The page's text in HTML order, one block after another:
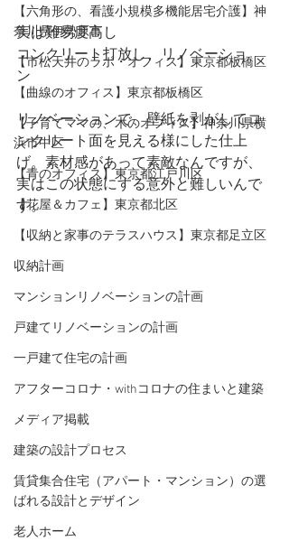
【六角形の、看護小規模多機能居宅介護】神
奈川県伊勢原市
【市松天井のラボ・オフィス】東京都板橋区
【曲線のオフィス】東京都板橋区
【子育てママの、木のオフィス】神奈川県横
浜市中区
【青のオフィス】東京都江戸川区
【花屋＆カフェ】東京都北区
【収納と家事のテラスハウス】東京都足立区
収納計画
マンションリノベーションの計画
戸建てリノベーションの計画
一戸建て住宅の計画
アフターコロナ・withコロナの住まいと建築
メディア掲載
建築の設計プロセス
賃貸集合住宅（アパート・マンション）の選
ばれる設計とデザイン
老人ホーム
実は難易度高し
コンクリート打放し、リノベーショ
ン
リノベーションで、壁紙を剥がしてコ
ンクリート面を見える様にした仕上
げ。素材感があって素敵なんですが、
実はこの状態にする意外と難しいんで
す。